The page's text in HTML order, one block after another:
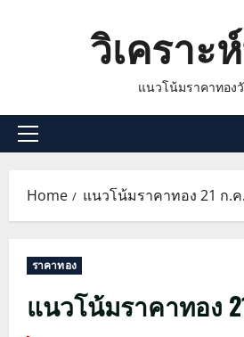
วิเคราะ
แนวโน้มราคาทอง
Primary
Home แนวโน้มราคาทอง 21 ก.ค
ราคาทอง
แนวโน้มราคาทอง